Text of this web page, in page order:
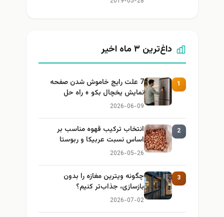
داغ‌ترین ۳ ماه اخیر
1
7 علت رایج خاموش شدن صفحه
نمایش یخچال بکو + راه حل
2026-06-09
2
انتخاب ترکیب قهوه مناسب بر
اساس نسبت عربیکا و ربوستا
2026-05-26
3
چگونه ویترین مغازه را بدون
بازسازی، جذاب‌تر کنیم؟
2026-07-02